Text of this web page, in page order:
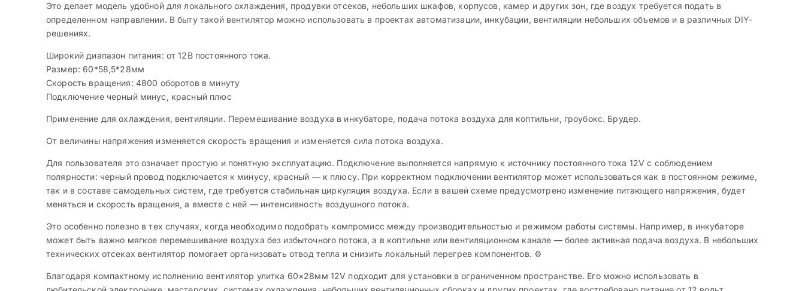
Это делает модель удобной для локального охлаждения, продувки отсеков, небольших шкафов, корпусов, камер и других зон, где воздух требуется подать в
определенном направлении. В быту такой вентилятор можно использовать в проектах автоматизации, инкубации, вентиляции небольших объемов и в различных DIY-
решениях.
Широкий диапазон питания: от 12В постоянного тока.
Размер: 60*58,5*28мм
Скорость вращения: 4800 оборотов в минуту
Подключение черный минус, красный плюс
Применение для охлаждения, вентиляции. Перемешивание воздуха в инкубаторе, подача потока воздуха для коптильни, гроубокс. Брудер.
От величины напряжения изменяется скорость вращения и изменяется сила потока воздуха.
Для пользователя это означает простую и понятную эксплуатацию. Подключение выполняется напрямую к источнику постоянного тока 12V с соблюдением
полярности: черный провод подключается к минусу, красный — к плюсу. При корректном подключении вентилятор может использоваться как в постоянном режиме,
так и в составе самодельных систем, где требуется стабильная циркуляция воздуха. Если в вашей схеме предусмотрено изменение питающего напряжения, будет
меняться и скорость вращения, а вместе с ней — интенсивность воздушного потока.
Это особенно полезно в тех случаях, когда необходимо подобрать компромисс между производительностью и режимом работы системы. Например, в инкубаторе
может быть важно мягкое перемешивание воздуха без избыточного потока, а в коптильне или вентиляционном канале — более активная подача воздуха. В небольших
технических отсеках вентилятор помогает организовать отвод тепла и снизить локальный перегрев компонентов. ⚙️
Благодаря компактному исполнению вентилятор улитка 60×28мм 12V подходит для установки в ограниченном пространстве. Его можно использовать в